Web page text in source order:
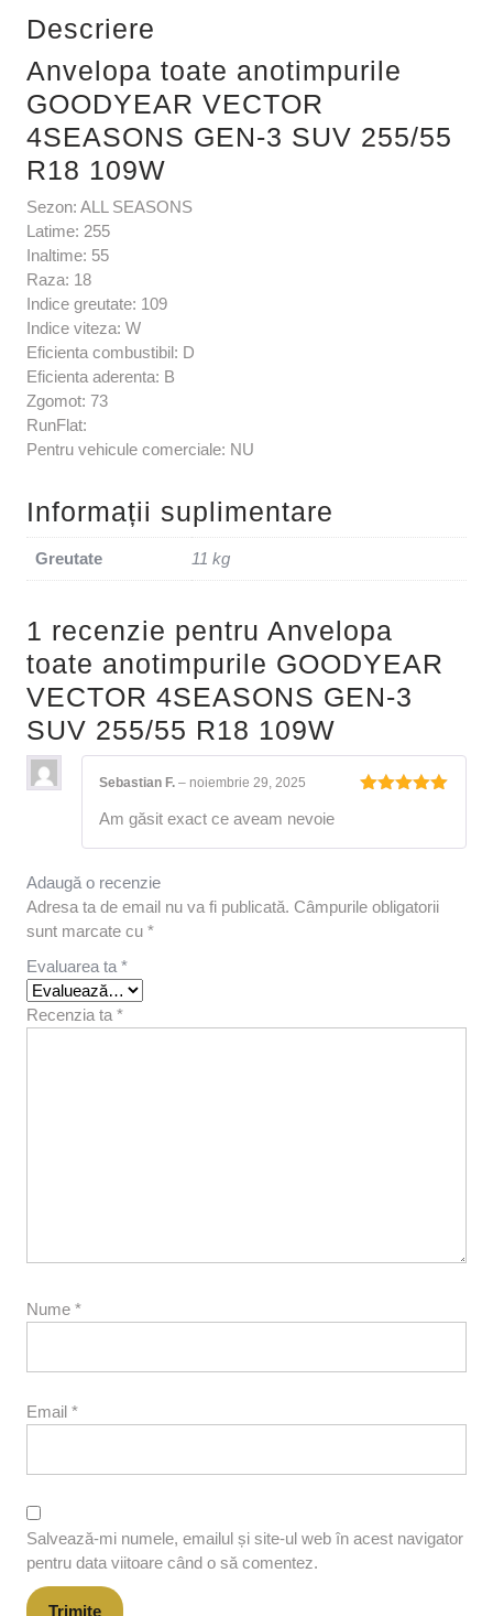
Descriere
Anvelopa toate anotimpurile
GOODYEAR VECTOR
4SEASONS GEN-3 SUV 255/55
R18 109W
Sezon: ALL SEASONS
Latime: 255
Inaltime: 55
Raza: 18
Indice greutate: 109
Indice viteza: W
Eficienta combustibil: D
Eficienta aderenta: B
Zgomot: 73
RunFlat:
Pentru vehicule comerciale: NU
Informații suplimentare
Greutate 11 kg
1 recenzie pentru Anvelopa
toate anotimpurile GOODYEAR
VECTOR 4SEASONS GEN-3
SUV 255/55 R18 109W
Sebastian F. – noiembrie 29, 2025
Am găsit exact ce aveam nevoie
Adaugă o recenzie
Adresa ta de email nu va fi publicată. Câmpurile obligatorii
sunt marcate cu *
Evaluarea ta *
Recenzia ta *
Nume *
Email *
Salvează-mi numele, emailul și site-ul web în acest navigator
pentru data viitoare când o să comentez.